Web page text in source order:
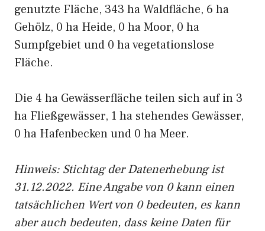
genutzte Fläche, 343 ha Waldfläche, 6 ha
Gehölz, 0 ha Heide, 0 ha Moor, 0 ha
Sumpfgebiet und 0 ha vegetationslose
Fläche.
Die 4 ha Gewässerfläche teilen sich auf in 3
ha Fließgewässer, 1 ha stehendes Gewässer,
0 ha Hafenbecken und 0 ha Meer.
Hinweis: Stichtag der Datenerhebung ist
31.12.2022. Eine Angabe von 0 kann einen
tatsächlichen Wert von 0 bedeuten, es kann
aber auch bedeuten, dass keine Daten für